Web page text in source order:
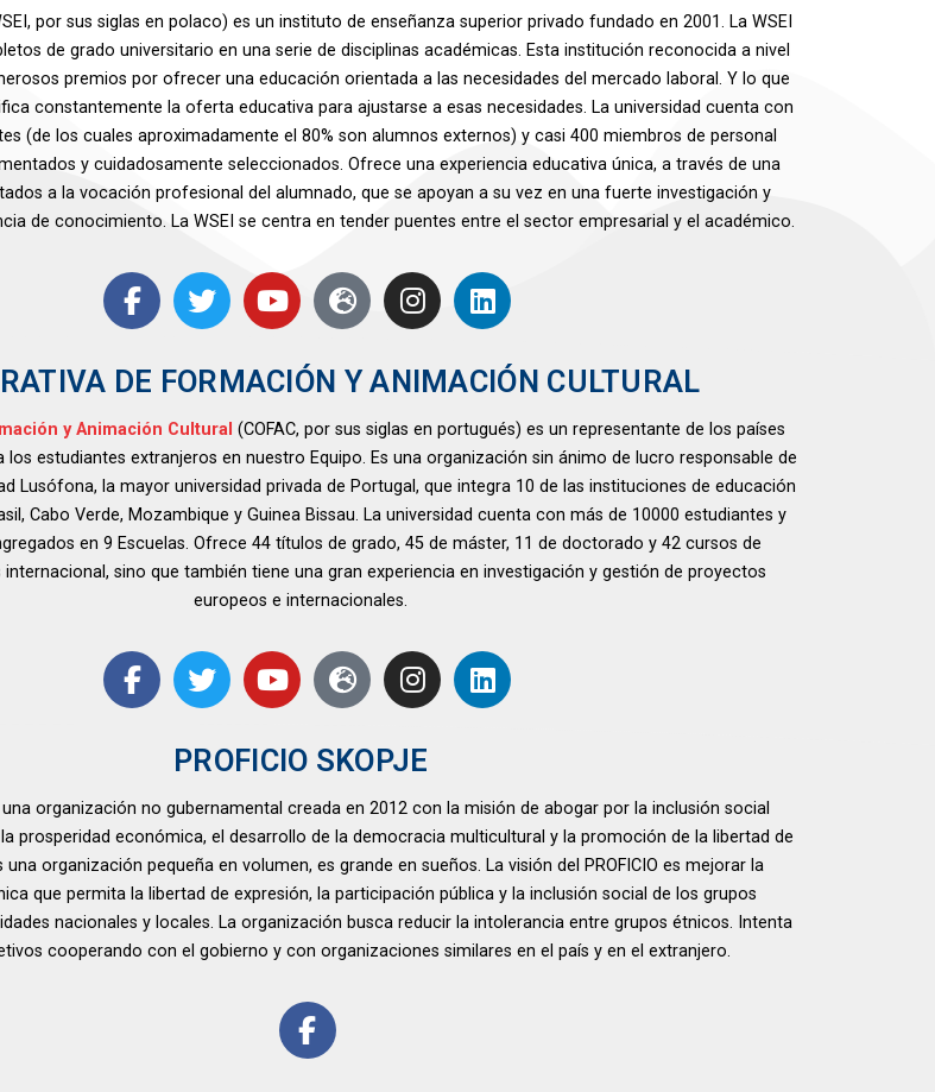
por sus siglas en polaco) es un instituto de enseñanza superior privado fundado en 2001. La WSEI
de grado universitario en una serie de disciplinas académicas. Esta institución reconocida a nivel
premios por ofrecer una educación orientada a las necesidades del mercado laboral. Y lo que
constantemente la oferta educativa para ajustarse a esas necesidades. La universidad cuenta con
(de los cuales aproximadamente el 80% son alumnos externos) y casi 400 miembros de personal
y cuidadosamente seleccionados. Ofrece una experiencia educativa única, a través de una
a la vocación profesional del alumnado, que se apoyan a su vez en una fuerte investigación y
de conocimiento. La WSEI se centra en tender puentes entre el sector empresarial y el académico.
DE FORMACIÓN Y ANIMACIÓN CULTURAL
y Animación Cultural (COFAC, por sus siglas en portugués) es un representante de los países
estudiantes extranjeros en nuestro Equipo. Es una organización sin ánimo de lucro responsable de
Lusófona, la mayor universidad privada de Portugal, que integra 10 de las instituciones de educación
Cabo Verde, Mozambique y Guinea Bissau. La universidad cuenta con más de 10000 estudiantes y
en 9 Escuelas. Ofrece 44 títulos de grado, 45 de máster, 11 de doctorado y 42 cursos de
sino que también tiene una gran experiencia en investigación y gestión de proyectos
europeos e internacionales.
PROFICIO SKOPJE
organización no gubernamental creada en 2012 con la misión de abogar por la inclusión social
prosperidad económica, el desarrollo de la democracia multicultural y la promoción de la libertad de
una organización pequeña en volumen, es grande en sueños. La visión del PROFICIO es mejorar la
que permita la libertad de expresión, la participación pública y la inclusión social de los grupos
nacionales y locales. La organización busca reducir la intolerancia entre grupos étnicos. Intenta
cooperando con el gobierno y con organizaciones similares en el país y en el extranjero.